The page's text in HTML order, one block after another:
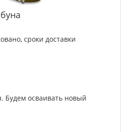
сроки доставки
Будем осваивать новый